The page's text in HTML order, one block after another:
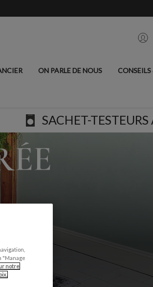
ON PARLE DE NOUS
SACHET-
"Manage
notre